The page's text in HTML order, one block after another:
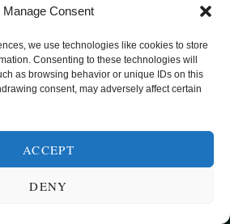
Manage Consent
we use technologies like cookies to store
Consenting to these technologies will
as browsing behavior or unique IDs on this
consent, may adversely affect certain
ACCEPT
DENY
SMARTE MATVALG